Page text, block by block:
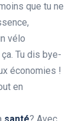
que tu ne
vélo
Tu dis bye-
économies !
en